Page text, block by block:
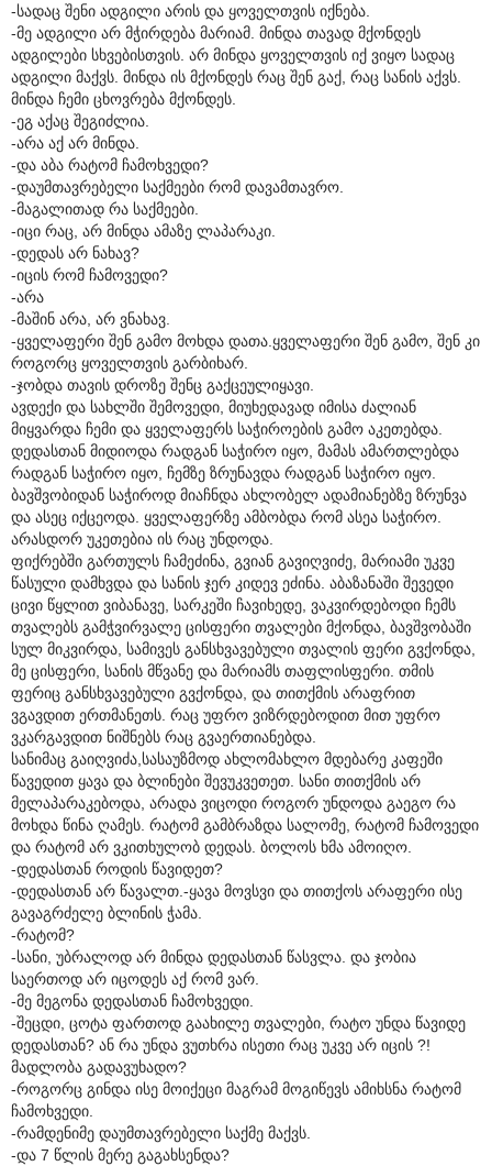
-სადაც შენი ადგილი არის და ყოველთვის იქნება.
-მე ადგილი არ მჭირდება მარიამ. მინდა თავად მქონდეს
ადგილები სხვებისთვის. არ მინდა ყოველთვის იქ ვიყო სადაც
ადგილი მაქვს. მინდა ის მქონდეს რაც შენ გაქ, რაც სანის აქვს.
მინდა ჩემი ცხოვრება მქონდეს.
-ეგ აქაც შეგიძლია.
-არა აქ არ მინდა.
-და აბა რატომ ჩამოხვედი?
-დაუმთავრებელი საქმეები რომ დავამთავრო.
-მაგალითად რა საქმეები.
-იცი რაც, არ მინდა ამაზე ლაპარაკი.
-დედას არ ნახავ?
-იცის რომ ჩამოვედი?
-არა
-მაშინ არა, არ ვნახავ.
-ყველაფერი შენ გამო მოხდა დათა.ყველაფერი შენ გამო, შენ კი
როგორც ყოველთვის გარბიხარ.
-ჯობდა თავის დროზე შენც გაქცეულიყავი.
ავდექი და სახლში შემოვედი, მიუხედავად იმისა ძალიან
მიყვარდა ჩემი და ყველაფერს საჭიროების გამო აკეთებდა.
დედასთან მიდიოდა რადგან საჭირო იყო, მამას ამართლებდა
რადგან საჭირო იყო, ჩემზე ზრუნავდა რადგან საჭირო იყო.
ბავშვობიდან საჭიროდ მიაჩნდა ახლობელ ადამიანებზე ზრუნვა
და ასეც იქცეოდა. ყველაფერზე ამბობდა რომ ასეა საჭირო.
არასდორ უკეთებია ის რაც უნდოდა.
ფიქრებში გართულს ჩამეძინა, გვიან გავიღვიძე, მარიამი უკვე
წასული დამხვდა და სანის ჯერ კიდევ ეძინა. აბაზანაში შევედი
ცივი წყლით ვიბანავე, სარკეში ჩავიხედე, ვაკვირდებოდი ჩემს
თვალებს გამჭვირვალე ცისფერი თვალები მქონდა, ბავშვობაში
სულ მიკვირდა, სამივეს განსხვავებული თვალის ფერი გვქონდა,
მე ცისფერი, სანის მწვანე და მარიამს თაფლისფერი. თმის
ფერიც განსხვავებული გვქონდა, და თითქმის არაფრით
ვგავდით ერთმანეთს. რაც უფრო ვიზრდებოდით მით უფრო
ვკარგავდით ნიშნებს რაც გვაერთიანებდა.
სანიმაც გაიღვიძა,სასაუზმოდ ახლომახლო მდებარე კაფეში
წავედით ყავა და ბლინები შევუკვეთეთ. სანი თითქმის არ
მელაპარაკებოდა, არადა ვიცოდი როგორ უნდოდა გაეგო რა
მოხდა წინა ღამეს. რატომ გამბრაზდა სალომე, რატომ ჩამოვედი
და რატომ არ ვკითხულობ დედას. ბოლოს ხმა ამოიღო.
-დედასთან როდის წავიდეთ?
-დედასთან არ წავალთ.-ყავა მოვსვი და თითქოს არაფერი ისე
გავაგრძელე ბლინის ჭამა.
-რატომ?
-სანი, უბრალოდ არ მინდა დედასთან წასვლა. და ჯობია
საერთოდ არ იცოდეს აქ რომ ვარ.
-მე მეგონა დედასთან ჩამოხვედი.
-შეცდი, ცოტა ფართოდ გაახილე თვალები, რატო უნდა წავიდე
დედასთან? ან რა უნდა ვუთხრა ისეთი რაც უკვე არ იცის ?!
მადლობა გადავუხადო?
-როგორც გინდა ისე მოიქეცი მაგრამ მოგიწევს ამიხსნა რატომ
ჩამოხვედი.
-რამდენიმე დაუმთავრებელი საქმე მაქვს.
-და 7 წლის მერე გაგახსენდა?